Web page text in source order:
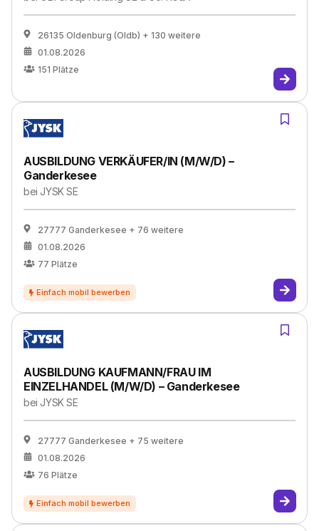
26135 Oldenburg (Oldb) + 130 weitere
01.08.2026
151 Plätze
AUSBILDUNG VERKÄUFER/IN (M/W/D) –
Ganderkesee
bei JYSK SE
27777 Ganderkesee + 76 weitere
01.08.2026
77 Plätze
AUSBILDUNG KAUFMANN/FRAU IM
EINZELHANDEL (M/W/D) – Ganderkesee
bei JYSK SE
27777 Ganderkesee + 75 weitere
01.08.2026
76 Plätze